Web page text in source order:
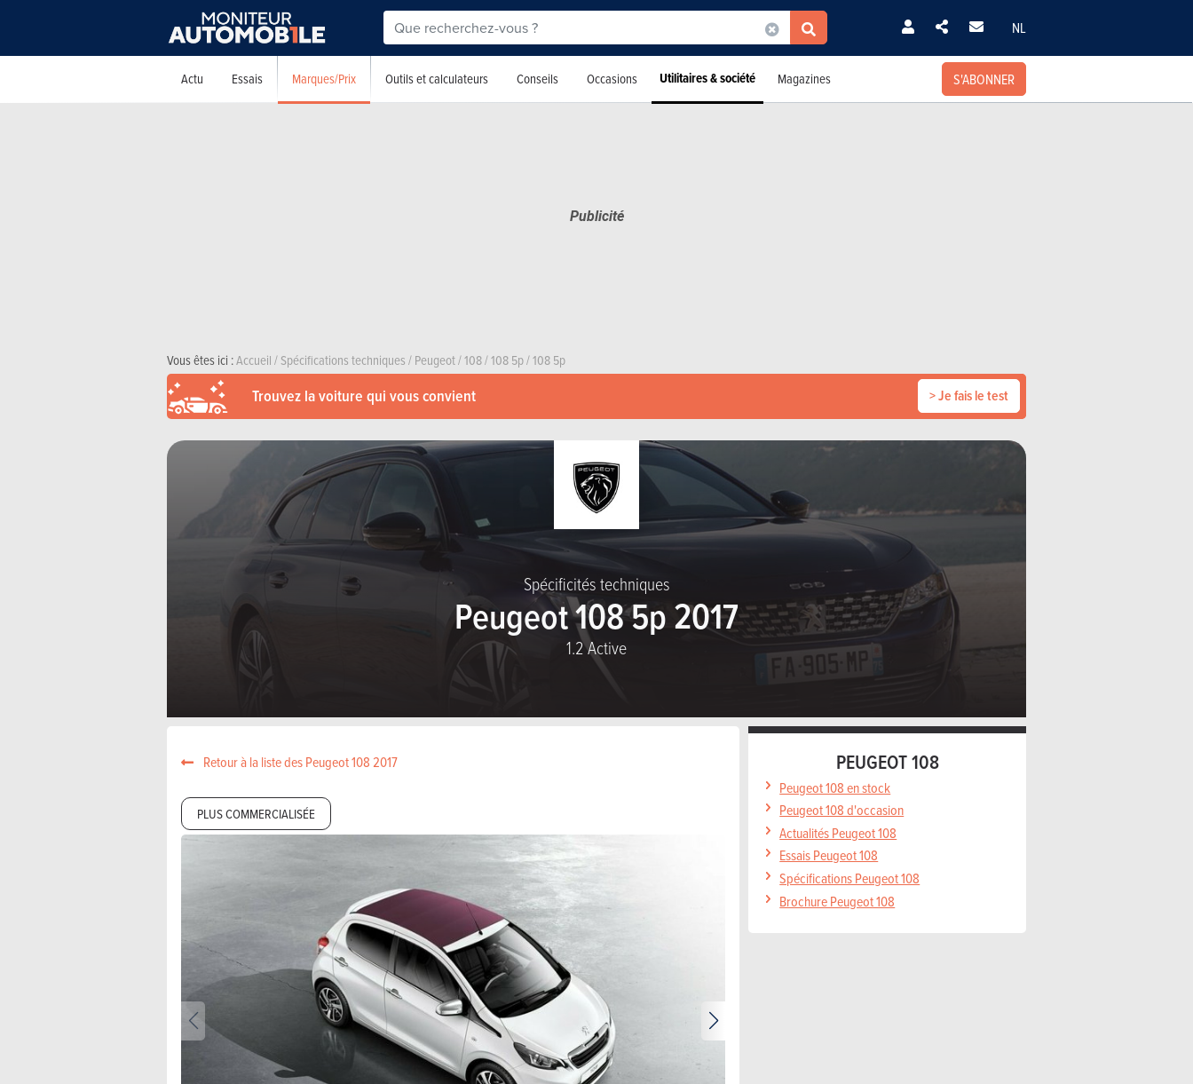
NL
Actu Essais Marques/Prix Outils et calculateurs Conseils Occasions Utilitaires & société Magazines S'ABONNER
Vous êtes ici :Accueil/Spécifications techniques/Peugeot/108/108 5p/108 5p
Trouvez la voiture qui vous convient > Je fais le test
Spécificités techniques
Peugeot 108 5p 2017
1.2 Active
Retour à la liste des Peugeot 108 2017
PLUS COMMERCIALISÉE
PEUGEOT 108
Peugeot 108 en stock
Peugeot 108 d'occasion
Actualités Peugeot 108
Essais Peugeot 108
Spécifications Peugeot 108
Brochure Peugeot 108